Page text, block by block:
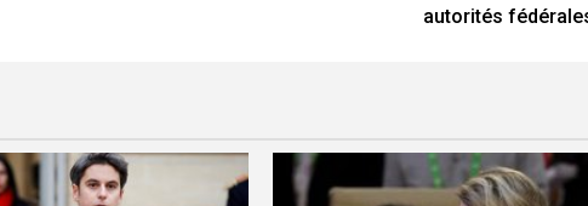
autorités